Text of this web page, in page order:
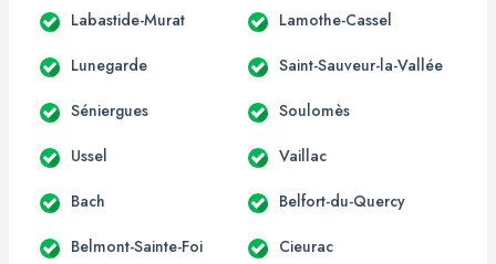
Labastide-Murat Lamothe-Cassel
Lunegarde Saint-Sauveur-la-Vallée
Séniergues Soulomès
Ussel Vaillac
Bach Belfort-du-Quercy
Belmont-Sainte-Foi Cieurac